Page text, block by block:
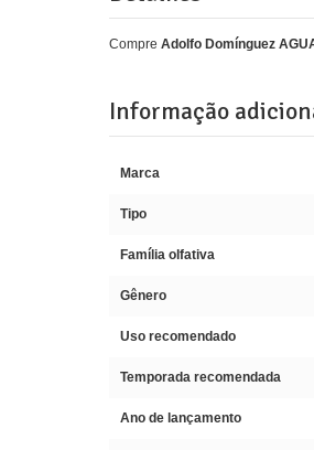
CompreAdolfo Domínguez
Informação
Marca
Tipo
Família olfativa
Gênero
Uso recomendado
Temporada recomendada
Ano de lançamento